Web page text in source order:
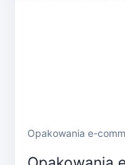
Opakowania e-